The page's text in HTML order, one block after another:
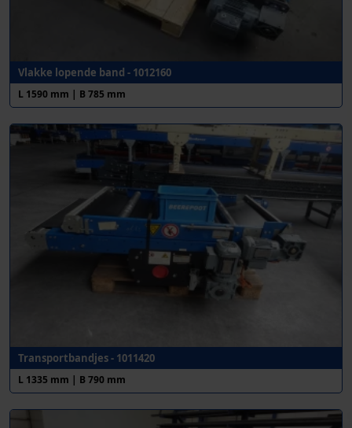
Vlakke lopende band - 1012160
L 1590 mm | B 785 mm
Transportbandjes - 1011420
L 1335 mm | B 790 mm